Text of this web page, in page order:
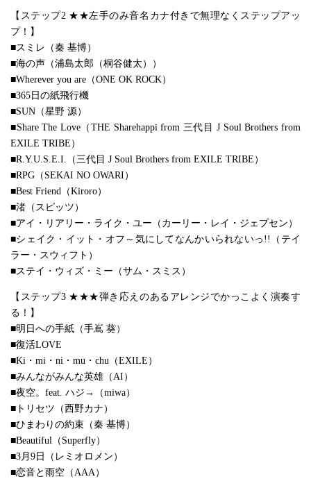
【ステップ2 ★★左手のみ音名カナ付きで無理なくステップアッ
プ！】
■スミレ（秦 基博）
■海の声（浦島太郎（桐谷健太））
■Wherever you are（ONE OK ROCK）
■365日の紙飛行機
■SUN（星野 源）
■Share The Love（THE Sharehappi from 三代目 J Soul Brothers from
EXILE TRIBE）
■R.Y.U.S.E.I.（三代目 J Soul Brothers from EXILE TRIBE）
■RPG（SEKAI NO OWARI）
■Best Friend（Kiroro）
■渚（スピッツ）
■アイ・リアリー・ライク・ユー（カーリー・レイ・ジェプセン）
■シェイク・イット・オフ～気にしてなんかいられないっ!!（テイ
ラー・スウィフト）
■ステイ・ウィズ・ミー（サム・スミス）
【ステップ3 ★★★弾き応えのあるアレンジでかっこよく演奏す
る！】
■明日への手紙（手嶌 葵）
■復活LOVE
■Ki・mi・ni・mu・chu（EXILE）
■みんながみんな英雄（AI）
■夜空。feat. ハジ→（miwa）
■トリセツ（西野カナ）
■ひまわりの約束（秦 基博）
■Beautiful（Superfly）
■3月9日（レミオロメン）
■恋音と雨空（AAA）